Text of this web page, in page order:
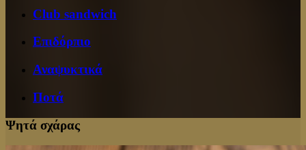
Club sandwich
Επιδόρπιο
Αναψυκτικά
Ποτά
Ψητά σχάρας